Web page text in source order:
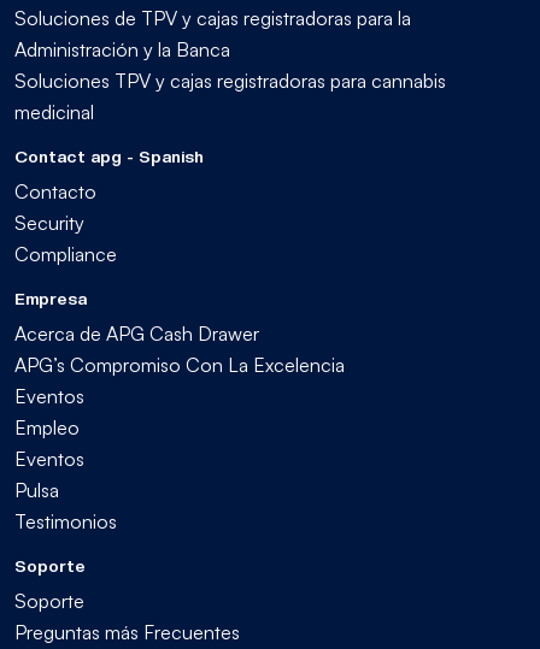
Soluciones de TPV y cajas registradoras para la
Administración y la Banca
Soluciones TPV y cajas registradoras para cannabis
medicinal
Contact apg - Spanish
Contacto
Security
Compliance
Empresa
Acerca de APG Cash Drawer
APG’s Compromiso Con La Excelencia
Eventos
Empleo
Eventos
Pulsa
Testimonios
Soporte
Soporte
Preguntas más Frecuentes